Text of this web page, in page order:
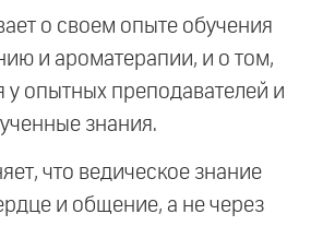
о своем опыте обучения
и ароматерапии, и о том,
у опытных преподавателей и
знания.
что ведическое знание
и общение, а не через